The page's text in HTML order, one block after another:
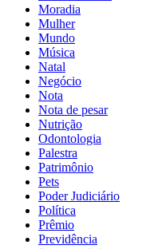
Moradia
Mulher
Mundo
Música
Natal
Negócio
Nota
Nota de pesar
Nutrição
Odontologia
Palestra
Patrimônio
Pets
Poder Judiciário
Política
Prêmio
Previdência